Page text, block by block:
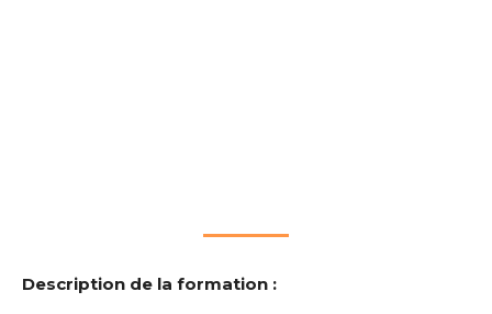
Description de la formation :